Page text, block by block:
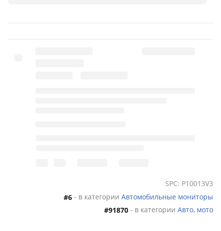
SPC: P10013V3
#6 - в категории Автомобильные мониторы
#91870 - в категории Авто, мото